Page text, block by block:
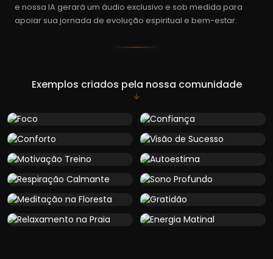
e nossa IA gerará um áudio exclusivo e sob medida para
apoiar sua jornada de evolução espiritual e bem-estar.
Exemplos criados pela nossa comunidade